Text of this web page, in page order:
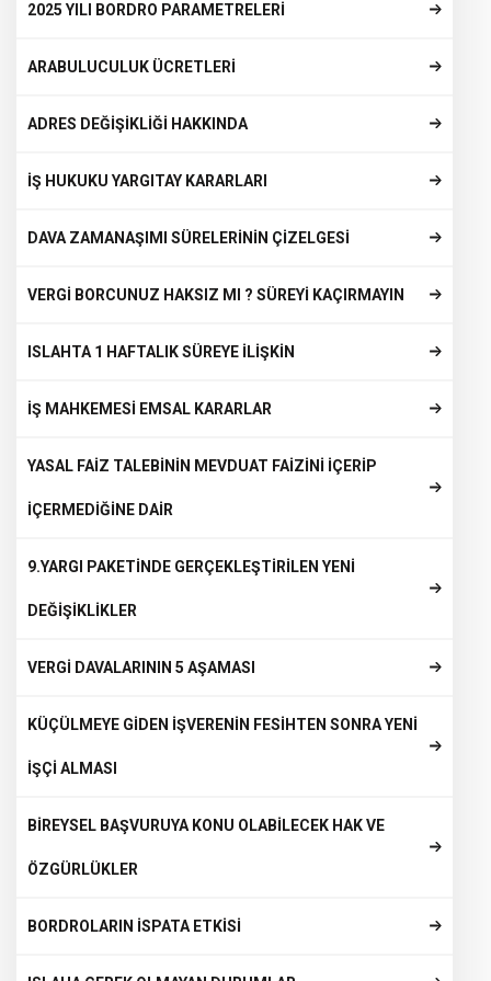
2025 YILI BORDRO PARAMETRELERİ
ARABULUCULUK ÜCRETLERİ
ADRES DEĞİŞİKLİĞİ HAKKINDA
İŞ HUKUKU YARGITAY KARARLARI
DAVA ZAMANAŞIMI SÜRELERİNİN ÇİZELGESİ
VERGİ BORCUNUZ HAKSIZ MI ? SÜREYİ KAÇIRMAYIN
ISLAHTA 1 HAFTALIK SÜREYE İLİŞKİN
İŞ MAHKEMESİ EMSAL KARARLAR
YASAL FAİZ TALEBİNİN MEVDUAT FAİZİNİ İÇERİP
İÇERMEDİĞİNE DAİR
9.YARGI PAKETİNDE GERÇEKLEŞTİRİLEN YENİ
DEĞİŞİKLİKLER
VERGİ DAVALARININ 5 AŞAMASI
KÜÇÜLMEYE GİDEN İŞVERENİN FESİHTEN SONRA YENİ
İŞÇİ ALMASI
BİREYSEL BAŞVURUYA KONU OLABİLECEK HAK VE
ÖZGÜRLÜKLER
BORDROLARIN İSPATA ETKİSİ